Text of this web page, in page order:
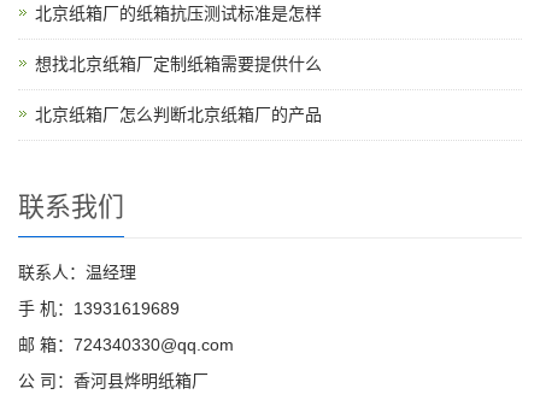
北京纸箱厂的纸箱抗压测试标准是怎样
想找北京纸箱厂定制纸箱需要提供什么
北京纸箱厂怎么判断北京纸箱厂的产品
联系我们
联系人：温经理
手 机：13931619689
邮 箱：724340330@qq.com
公 司：香河县烨明纸箱厂